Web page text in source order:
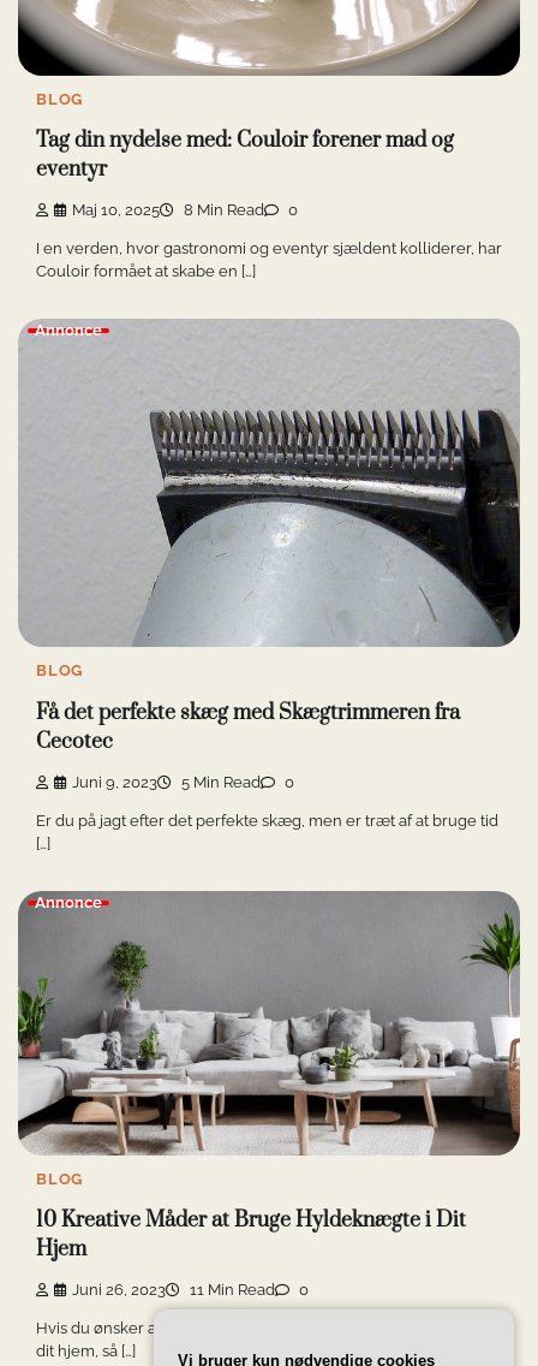
BLOG
Tag din nydelse med: Couloir forener mad og
eventyr
Maj 10, 2025 8 Min Read 0
I en verden, hvor gastronomi og eventyr sjældent kolliderer, har
Couloir formået at skabe en […]
Annonce
BLOG
Få det perfekte skæg med Skægtrimmeren fra
Cecotec
Juni 9, 2023 5 Min Read 0
Er du på jagt efter det perfekte skæg, men er træt af at bruge tid
[…]
Annonce
BLOG
10 Kreative Måder at Bruge Hyldeknægte i Dit
Hjem
Juni 26, 2023 11 Min Read 0
Hvis du ønsker at tilføje et strejf af kreativitet og funktionalitet til
dit hjem, så […]
Vi bruger kun nødvendige cookies